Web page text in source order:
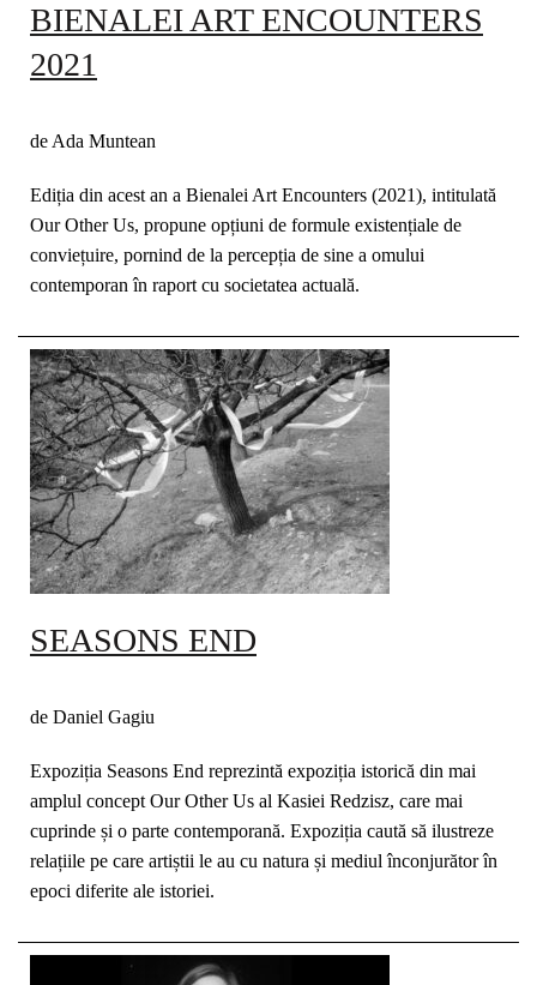
BIENALEI ART ENCOUNTERS
2021
de Ada Muntean
Ediția din acest an a Bienalei Art Encounters (2021), intitulată
Our Other Us, propune opțiuni de formule existențiale de
conviețuire, pornind de la percepția de sine a omului
contemporan în raport cu societatea actuală.
SEASONS END
de Daniel Gagiu
Expoziția Seasons End reprezintă expoziția istorică din mai
amplul concept Our Other Us al Kasiei Redzisz, care mai
cuprinde și o parte contemporană. Expoziția caută să ilustreze
relațiile pe care artiștii le au cu natura și mediul înconjurător în
epoci diferite ale istoriei.